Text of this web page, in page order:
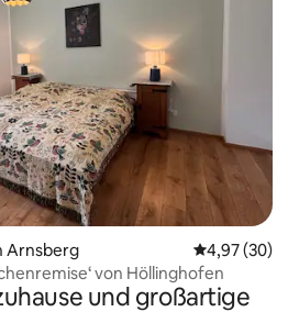
Arnsberg
4,97 (30)
von Höllinghofen
und großartige